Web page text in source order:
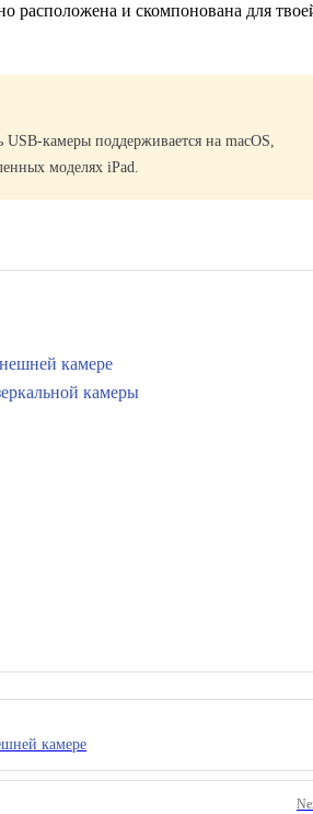
расположена и скомпонована для
камеры поддерживается на macOS,
моделях iPad.
камере
камеры
камере